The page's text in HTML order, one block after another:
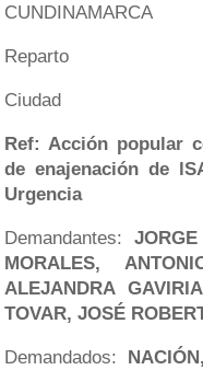
CUNDINAMARCA
Reparto
Ciudad
Ref: Acción popular
de enajenación de
Urgencia
Demandantes:
MORALES,
ALEJANDRA
TOVAR, JOSÉ
Demandados: NACIÓN,